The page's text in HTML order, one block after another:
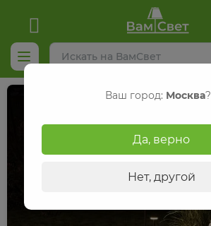
Ваш город: Москва?
Да, верно
Нет, другой